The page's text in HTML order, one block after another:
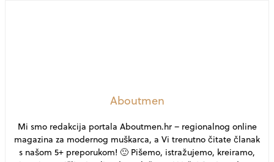
Aboutmen
Mi smo redakcija portala Aboutmen.hr – regionalnog online
magazina za modernog muškarca, a Vi trenutno čitate članak
s našom 5+ preporukom! 🙂 Pišemo, istražujemo, kreiramo,